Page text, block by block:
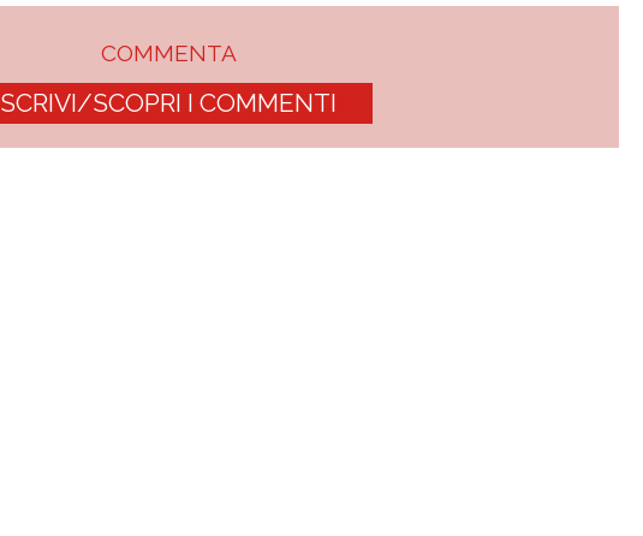
COMMENTA
SCRIVI/SCOPRI I COMMENTI